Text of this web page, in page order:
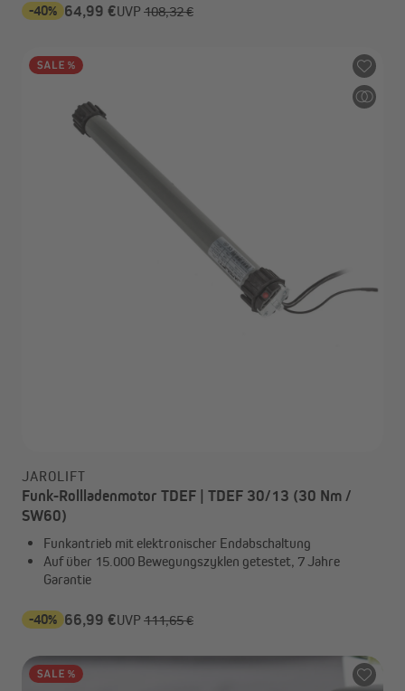
-40% 64,99 €UVP 108,32 €
JAROLIFT
Funk-Rollladenmotor TDEF | TDEF 30/13 (30 Nm /
SW60)
Funkantrieb mit elektronischer Endabschaltung
Auf über 15.000 Bewegungszyklen getestet, 7 Jahre
Garantie
-40% 66,99 €UVP 111,65 €